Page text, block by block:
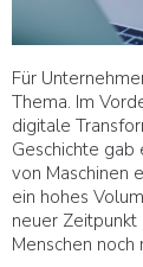
Für
Thema. Im
digitale
Geschichte gab
von Maschinen
ein hohes
neuer
Menschen